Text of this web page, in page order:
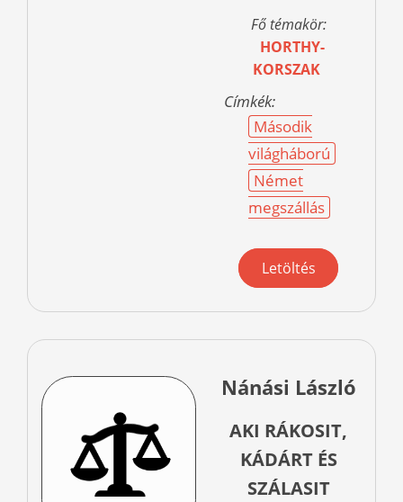
Fő témakör:
HORTHY-
KORSZAK
Címkék:
Második
világháború
Német
megszállás
Letöltés
Nánási László
AKI RÁKOSIT,
KÁDÁRT ÉS
SZÁLASIT